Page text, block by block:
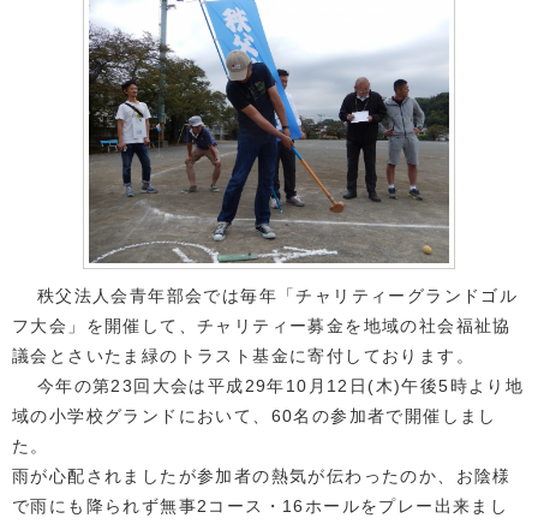
秩父法人会青年部会では毎年「チャリティーグランドゴル
フ大会」を開催して、チャリティー募金を地域の社会福祉協
議会とさいたま緑のトラスト基金に寄付しております。
今年の第23回大会は平成29年10月12日(木)午後5時より地
域の小学校グランドにおいて、60名の参加者で開催しまし
た。
雨が心配されましたが参加者の熱気が伝わったのか、お陰様
で雨にも降られず無事2コース・16ホールをプレー出来まし